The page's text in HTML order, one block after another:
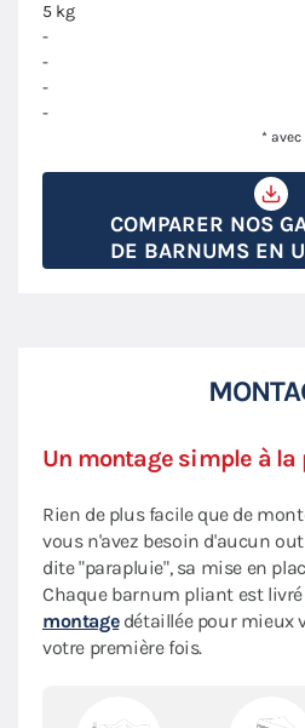
5 kg
-
-
-
-
*
COMPARER NOS
DE BARNUMS EN
Un montage simple à la
Rien de plus facile que de
vous n'avez besoin d'aucun
dite "parapluie", sa mise en
Chaque barnum pliant est livré
montagedétaillée pour mieux
votre première fois.